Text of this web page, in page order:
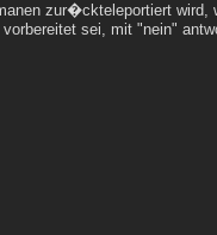
zur�ckteleportiert wird,
sei, mit "nein"